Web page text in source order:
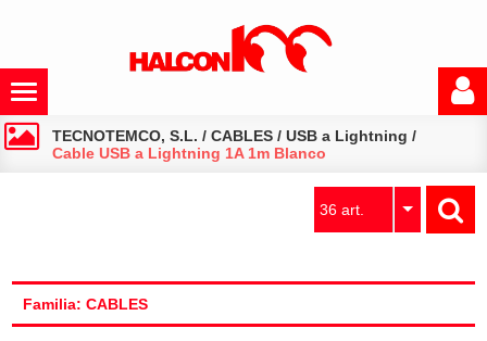
TECNOTEMCO, S.L. /CABLES /USB a Lightning /
Cable USB a Lightning 1A 1m Blanco
36 art.
Familia: CABLES